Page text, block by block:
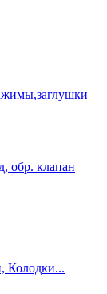
обр. клапан
Колодки...